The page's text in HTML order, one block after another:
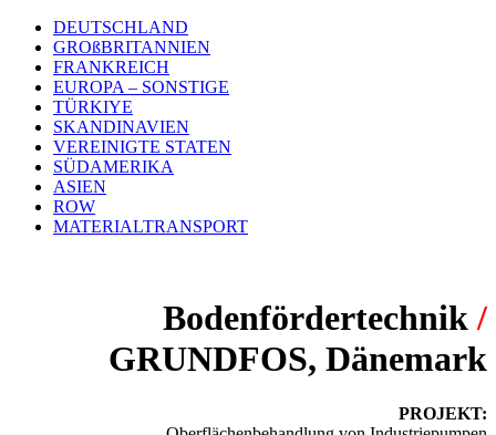
DEUTSCHLAND
GROßBRITANNIEN
FRANKREICH
EUROPA – SONSTIGE
TÜRKIYE
SKANDINAVIEN
VEREINIGTE STATEN
SÜDAMERIKA
ASIEN
ROW
MATERIALTRANSPORT
Bodenfördertechnik/
GRUNDFOS, Dänemark
PROJEKT: